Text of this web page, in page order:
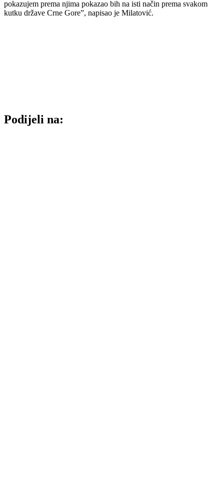
pokazujem prema njima pokazao bih na isti način prema svakom
kutku države Crne Gore”, napisao je Milatović.
Podijeli na: